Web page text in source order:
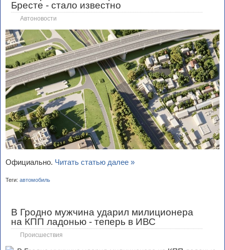
Бресте - стало известно
Автоновости
Официально. Читать статью далее »
Теги: автомобиль
В Гродно мужчина ударил милиционера
на КПП ладонью - теперь в ИВС
Происшествия